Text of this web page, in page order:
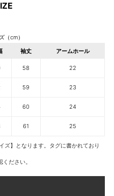
（cm）
袖丈 アームホール
58 22
59 23
60 24
61 25
ズ】となります。タグに書かれており
ください。